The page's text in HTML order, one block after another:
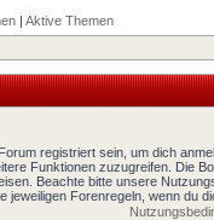
| Aktive Themen
registriert sein, um dich
Funktionen zuzugreifen. Die
Beachte bitte unsere
jeweiligen Forenregeln, wenn du